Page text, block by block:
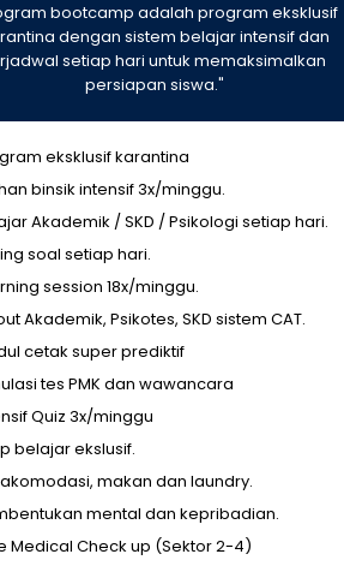
bootcamp adalah program eksklusif
dengan sistem belajar intensif dan
setiap hari untuk memaksimalkan
persiapan siswa."
eksklusif karantina
binsik intensif 3x/minggu.
Akademik / SKD / Psikologi setiap hari.
soal setiap hari.
session 18x/minggu.
Akademik, Psikotes, SKD sistem CAT.
cetak super prediktif
tes PMK dan wawancara
Quiz 3x/minggu
belajar ekslusif.
akomodasi, makan dan laundry.
mental dan kepribadian.
Medical Check up (Sektor 2-4)